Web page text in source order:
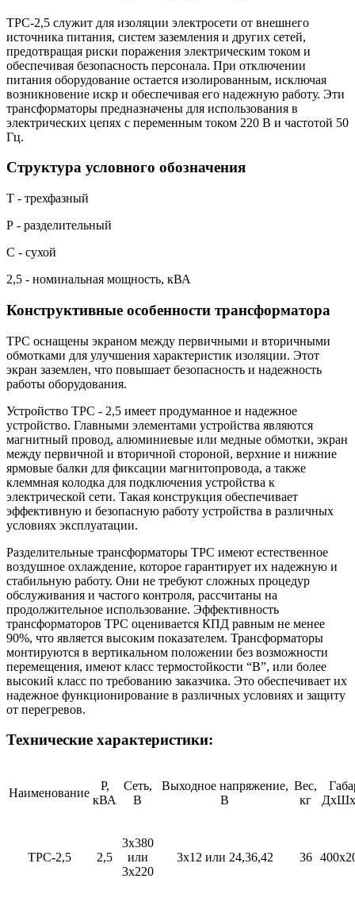
ТPC-2,5 служит для изоляции электросети от внешнего
источника питания, систем заземления и других сетей,
предотвращая риски поражения электрическим током и
обеспечивая безопасность персонала. При отключении
питания оборудование остается изолированным, исключая
возникновение искр и обеспечивая его надежную работу. Эти
трансформаторы предназначены для использования в
электрических цепях с переменным током 220 В и частотой 50
Гц.
Структура условного обозначения
Т - трехфазный
Р - разделительный
С - сухой
2,5 - номинальная мощность, кВА
Конструктивные особенности трансформатора
ТРС оснащены экраном между первичными и вторичными
обмотками для улучшения характеристик изоляции. Этот
экран заземлен, что повышает безопасность и надежность
работы оборудования.
Устройство ТРС - 2,5 имеет продуманное и надежное
устройство. Главными элементами устройства являются
магнитный провод, алюминиевые или медные обмотки, экран
между первичной и вторичной стороной, верхние и нижние
ярмовые балки для фиксации магнитопровода, а также
клеммная колодка для подключения устройства к
электрической сети. Такая конструкция обеспечивает
эффективную и безопасную работу устройства в различных
условиях эксплуатации.
Разделительные трансформаторы ТРС имеют естественное
воздушное охлаждение, которое гарантирует их надежную и
стабильную работу. Они не требуют сложных процедур
обслуживания и частого контроля, рассчитаны на
продолжительное использование. Эффективность
трансформаторов ТРС оценивается КПД равным не менее
90%, что является высоким показателем. Трансформаторы
монтируются в вертикальном положении без возможности
перемещения, имеют класс термостойкости “B”, или более
высокий класс по требованию заказчика. Это обеспечивает их
надежное функционирование в различных условиях и защиту
от перегревов.
Технические характеристики:
Наименование
Р,
кВА
Сеть,
В
Выходное напряжение,
В
Вес,
кг
ТРС-2,5 2,5
3х380
или
3х220
3х12 или 24,36,42 36